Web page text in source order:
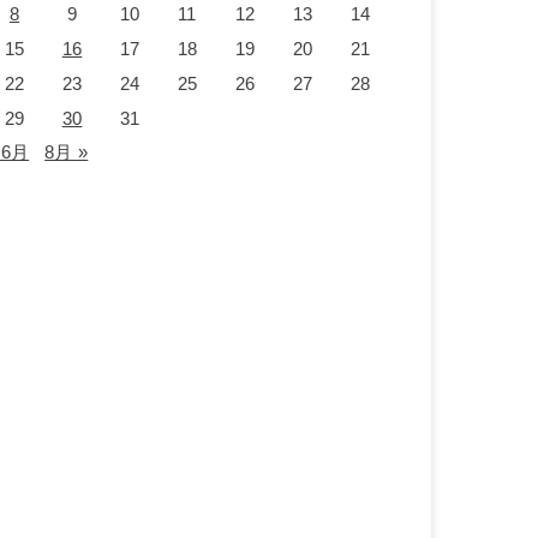
8 9 10 11 12 13
14
15
16 17 18 19 20
21
22
23 24 25 26 27
28
29
30
31
月
8月 »